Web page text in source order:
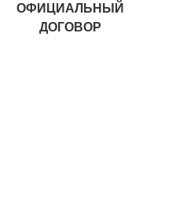
ОФИЦИАЛЬНЫЙ
ДОГОВОР